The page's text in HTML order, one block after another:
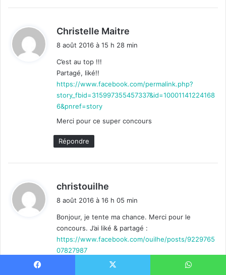
Christelle Maitre
8 août 2016 à 15 h 28 min
C’est au top !!!
Partagé, liké!!
https://www.facebook.com/permalink.php?
story_fbid=315997355457337&id=10001141224168
6&pnref=story
Merci pour ce super concours
Répondre
christouilhe
:
8 août 2016 à 16 h 05 min
Bonjour, je tente ma chance. Merci pour le
concours. J’ai liké & partagé :
https://www.facebook.com/ouilhe/posts/9229765
07827987